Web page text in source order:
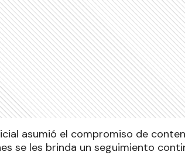
asumió el compromiso de
se les brinda un seguimiento